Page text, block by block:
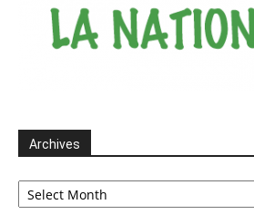
Archives
Archives